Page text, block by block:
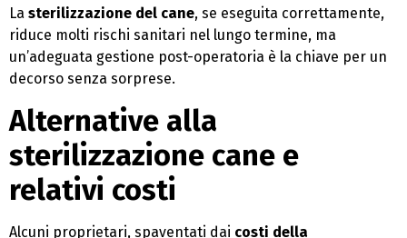
La sterilizzazione del cane, se eseguita correttamente,
riduce molti rischi sanitari nel lungo termine, ma
un’adeguata gestione post-operatoria è la chiave per un
decorso senza sorprese.
Alternative alla
sterilizzazione cane e
relativi costi
Alcuni proprietari, spaventati dai costi della